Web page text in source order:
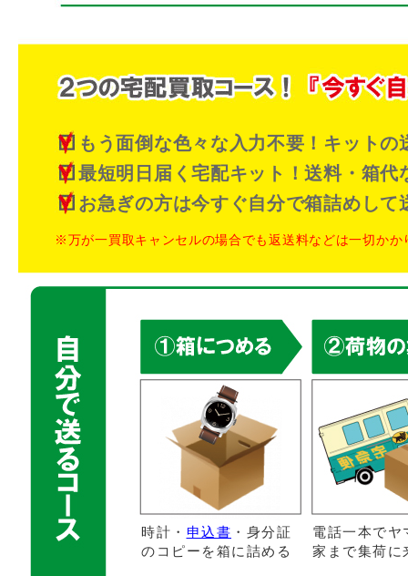
もう面倒な色々な入力不要！キット
最短明日届く宅配キット！送料・箱代
お急ぎの方は今すぐ自分で箱詰めして
※万が一買取キャンセルの場合でも返送料などは一切かか
時計・ 申込書 ・身分証
のコピーを箱に詰める
電話一本でヤ
家まで集荷に